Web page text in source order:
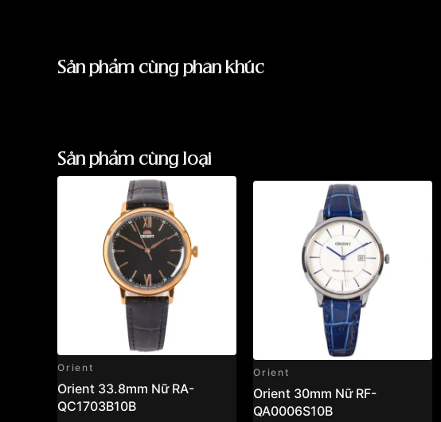
Sản phẩm cùng phân khúc
Sản phẩm cùng loại
Orient
Orient 33.8mm Nữ RA-
QC1703B10B
Orient
Orient 30mm Nữ RF-
QA0006S10B